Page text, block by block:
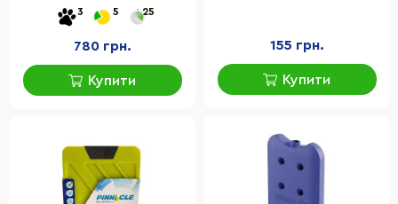
л, сірий із салатовим
3 5 25
780 грн.
Купити
155 грн.
Купити